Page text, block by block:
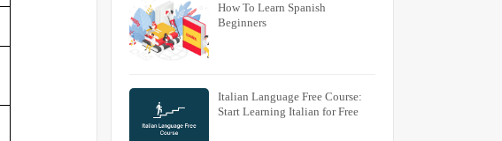
How To Learn Spanish
Beginners
Italian Language Free Course:
Start Learning Italian for Free